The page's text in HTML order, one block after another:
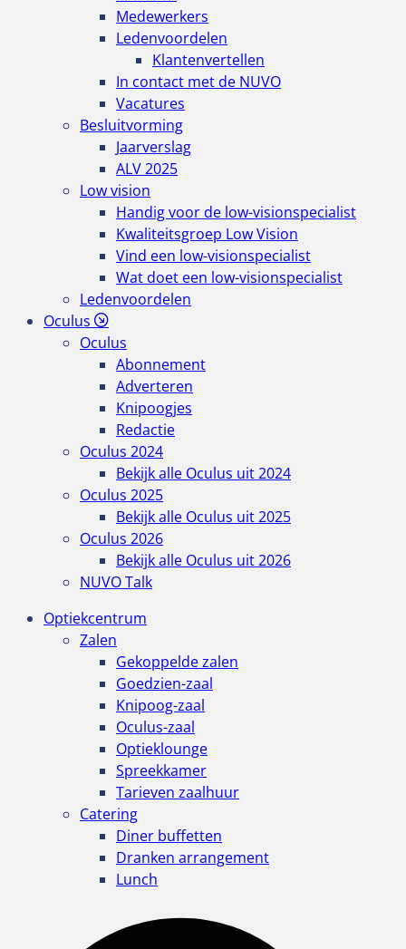
Medewerkers
Ledenvoordelen
Klantenvertellen
In contact met de NUVO
Vacatures
Besluitvorming
Jaarverslag
ALV 2025
Low vision
Handig voor de low-visionspecialist
Kwaliteitsgroep Low Vision
Vind een low-visionspecialist
Wat doet een low-visionspecialist
Ledenvoordelen
Oculus
Oculus
Abonnement
Adverteren
Knipoogjes
Redactie
Oculus 2024
Bekijk alle Oculus uit 2024
Oculus 2025
Bekijk alle Oculus uit 2025
Oculus 2026
Bekijk alle Oculus uit 2026
NUVO Talk
Optiekcentrum
Zalen
Gekoppelde zalen
Goedzien-zaal
Knipoog-zaal
Oculus-zaal
Optieklounge
Spreekkamer
Tarieven zaalhuur
Catering
Diner buffetten
Dranken arrangement
Lunch